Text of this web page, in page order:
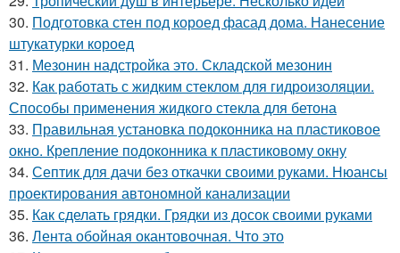
30. Подготовка стен под короед фасад дома. Нанесение
штукатурки короед
31. Мезонин надстройка это. Складской мезонин
32. Как работать с жидким стеклом для гидроизоляции.
Способы применения жидкого стекла для бетона
33. Правильная установка подоконника на пластиковое
окно. Крепление подоконника к пластиковому окну
34. Септик для дачи без откачки своими руками. Нюансы
проектирования автономной канализации
35. Как сделать грядки. Грядки из досок своими руками
36. Лента обойная окантовочная. Что это